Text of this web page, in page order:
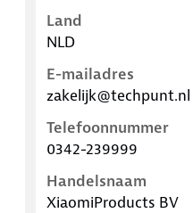
Land
NLD
E-mailadres
zakelijk@techpunt.nl
Telefoonnummer
0342-239999
Handelsnaam
XiaomiProducts BV